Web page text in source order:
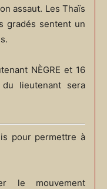
assaut. Les Thaïs
gradés sentent un
NÈGRE et 16
lieutenant sera
pour permettre à
le mouvement